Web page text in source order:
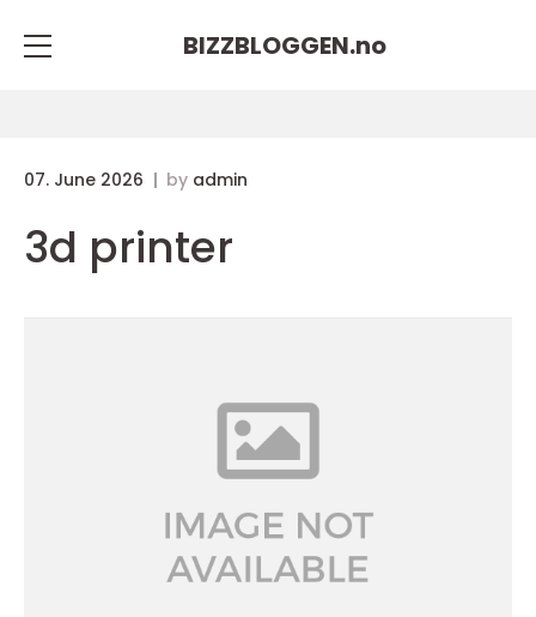
BIZZBLOGGEN.no
07. June 2026 by admin
3d printer